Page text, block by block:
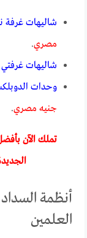
شاليهات غرفة
مصري.
شاليهات
وحدات الدوبلكس (3
جنيه مصري.
تملك الآن
أنظمة
العلمين